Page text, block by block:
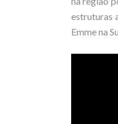
estruturas
Emme na